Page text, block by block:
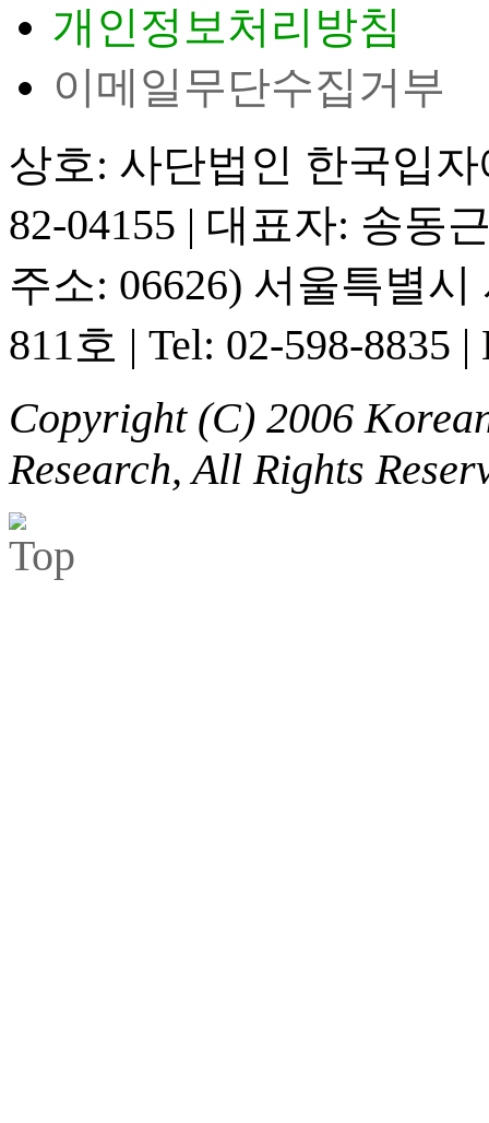
개인정보처리방침
이메일무단수집거부
상호: 사단법인 한국입
82-04155 | 대표자: 송동
주소: 06626) 서울특별
811호 | Tel: 02-598-8835 |
Copyright (C) 2006
Research, All Rights